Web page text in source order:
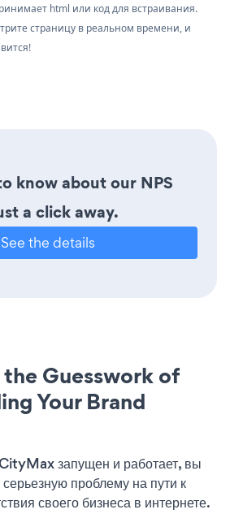
html или код для встраивания.
страницу в реальном времени, и
know about our NPS
a click away.
See the details
Guesswork of
Your Brand
запущен и работает, вы
проблему на пути к
своего бизнеса в интернете.